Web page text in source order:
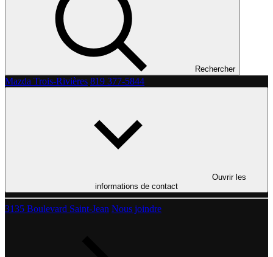
Rechercher
Mazda Trois-Rivières 819 377-5844
Ouvrir les
informations de contact
3135 Boulevard Saint-Jean Nous joindre